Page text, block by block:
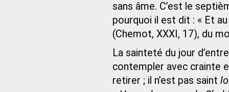
sans âme. C’est le
pourquoi il est dit : « Et
(Chemot, XXXI, 17), du
La sainteté du jour
contempler avec crainte
retirer ; il n’est pas saint